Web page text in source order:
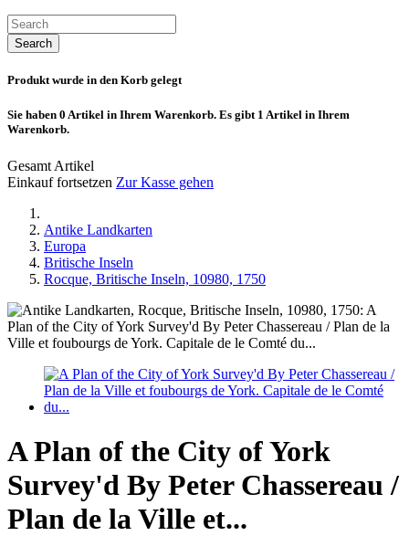
Search
Produkt wurde in den Korb gelegt
Sie haben 0 Artikel in Ihrem Warenkorb. Es gibt 1 Artikel in Ihrem
Warenkorb.
Gesamt Artikel
Einkauf fortsetzen Zur Kasse gehen
Antike Landkarten
Europa
Britische Inseln
Rocque, Britische Inseln, 10980, 1750
A Plan of the City of York
Survey'd By Peter Chassereau /
Plan de la Ville et...